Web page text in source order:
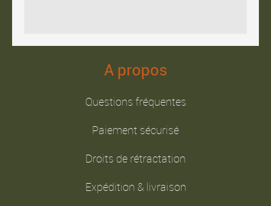
A propos
Questions fréquentes
Paiement sécurisé
Droits de rétractation
Expédition & livraison